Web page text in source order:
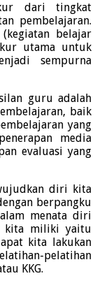
dari tingkat
pembelajaran.
belajar
utama untuk
sempurna
guru adalah
baik
yang
media
evaluasi yang
diri kita
berpangku
menata diri
kita miliki yaitu
kita lakukan
pelatihan
KKG.